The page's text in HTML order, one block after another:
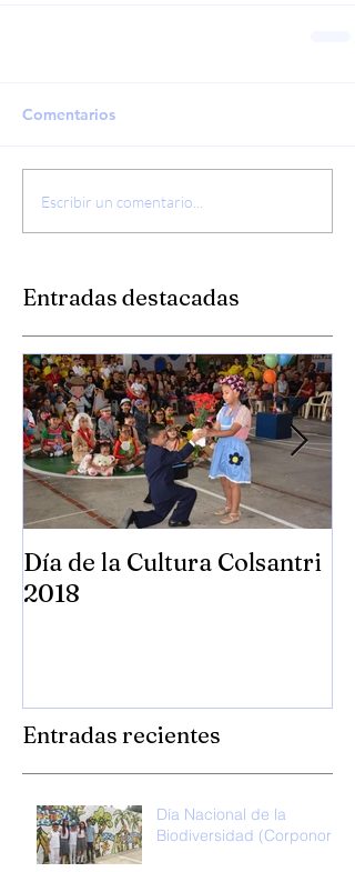
Comentarios
Escribir un comentario...
Entradas destacadas
Día de la Cultura Colsantri
2018
Entradas recientes
Día Nacional de la
Biodiversidad (Corponor)